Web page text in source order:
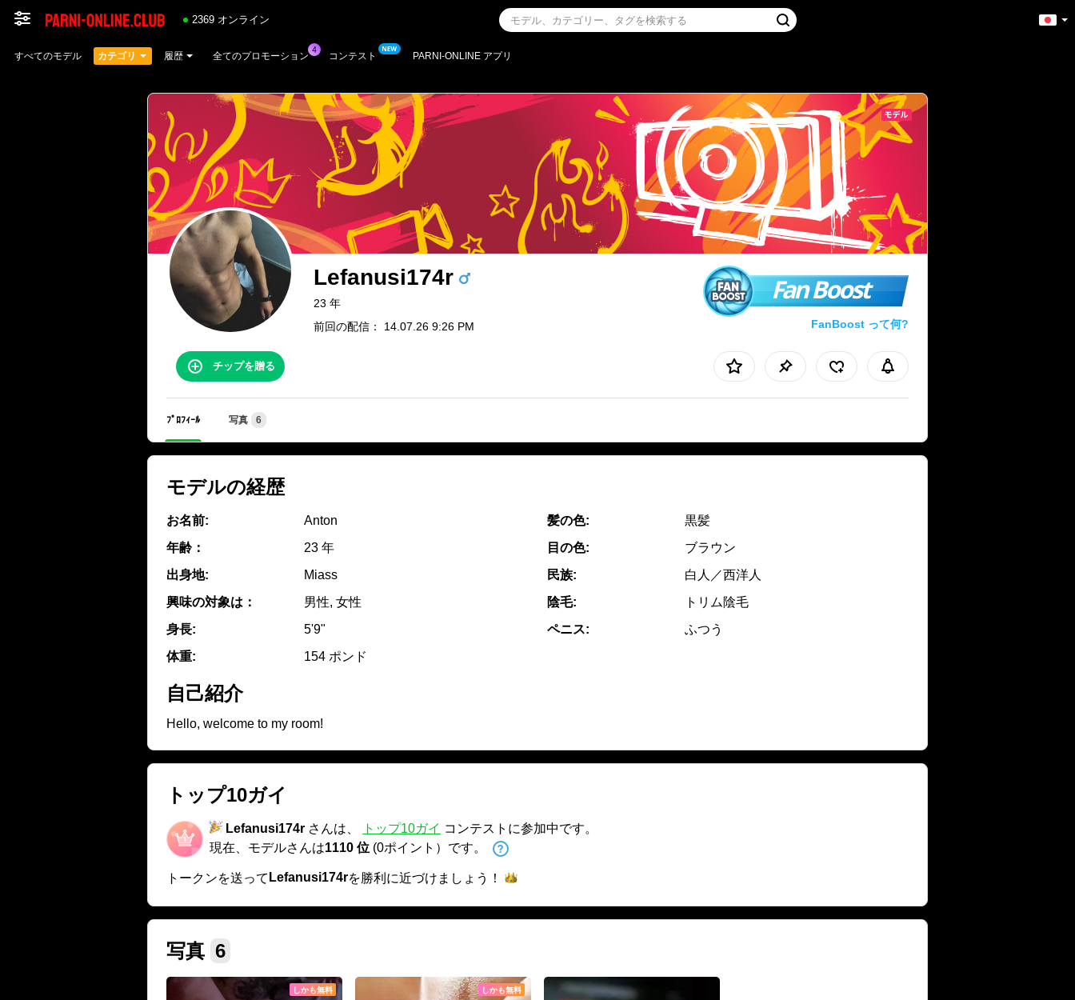
2369 オンライン
すべてのモデル カテゴリ 履歴 全てのプロモーション コンテスト PARNI-ONLINE アプリ
Lefanusi174r
23 年
前回の配信： 14.07.26 9:26 PM
Fan Boost
FanBoost って何?
チップを贈る
ﾌﾟﾛﾌｨｰﾙ 写真 6
モデルの経歴
お名前:
Anton
年齢：
23 年
出身地:
Miass
興味の対象は：
男性, 女性
身長:
5'9"
体重:
154 ポンド
髪の色:
黒髪
目の色:
ブラウン
民族:
白人／西洋人
陰毛:
トリム陰毛
ペニス:
ふつう
自己紹介
Hello, welcome to my room!
トップ10ガイ
Lefanusi174r さんは、 トップ10ガイ コンテストに参加中です。
現在、モデルさんは1110 位 (0ポイント）です。
トークンを送って Lefanusi174rを勝利に近づけま しょう！
写真 6
しかも無料 しかも無料